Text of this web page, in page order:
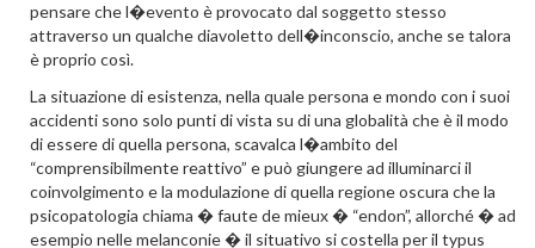
pensare che l�evento è provocato dal soggetto stesso
attraverso un qualche diavoletto dell�inconscio, anche se talora
è proprio così.
La situazione di esistenza, nella quale persona e mondo con i suoi
accidenti sono solo punti di vista su di una globalità che è il modo
di essere di quella persona, scavalca l�ambito del
“comprensibilmente reattivo” e può giungere ad illuminarci il
coinvolgimento e la modulazione di quella regione oscura che la
psicopatologia chiama � faute de mieux � “endon”, allorché � ad
esempio nelle melanconie � il situativo si costella per il typus